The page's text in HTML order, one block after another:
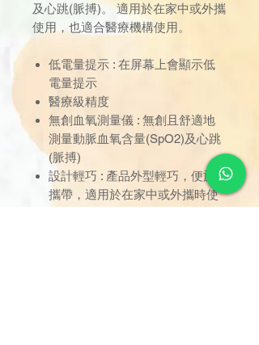
及心跳(脈搏)。 適用於在家中或外攜
使用，也適合醫療機構使用。
低電量提示 : 在屏幕上會顯示低
電量提示
醫療級精度
無創血氧測量儀 : 無創且舒適地
測量動脈血氧含量(SpO2)及心跳
(脈搏)
設計輕巧 : 產品外型輕巧，便於
攜帶，適用於在家中或外攜時使